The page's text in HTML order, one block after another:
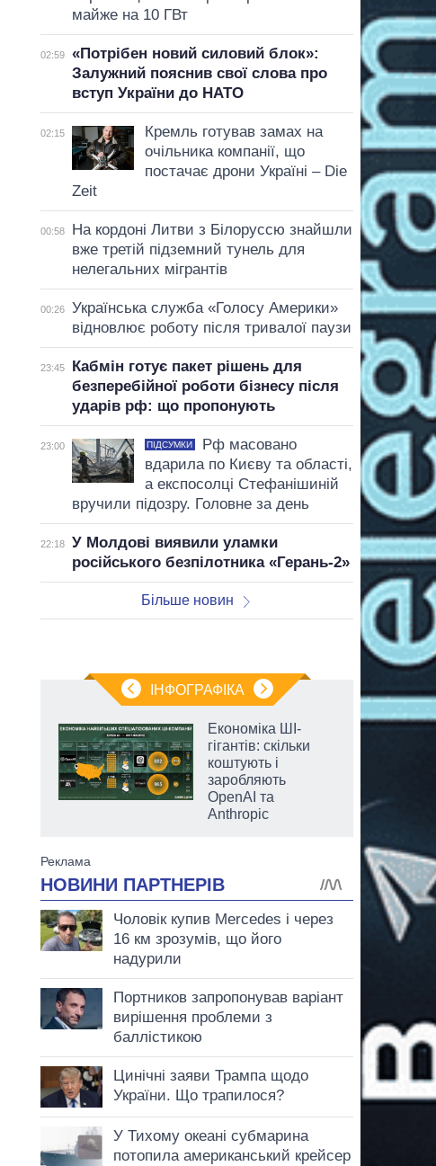
майже на 10 ГВт
02:59
«Потрібен новий силовий блок»:
Залужний пояснив свої слова про
вступ України до НАТО
02:15
Кремль готував замах на
очільника компанії, що
постачає дрони Україні – Die
Zeit
00:58
На кордоні Литви з Білоруссю знайшли
вже третій підземний тунель для
нелегальних мігрантів
00:26
Українська служба «Голосу Америки»
відновлює роботу після тривалої паузи
23:45
Кабмін готує пакет рішень для
безперебійної роботи бізнесу після
ударів рф: що пропонують
23:00 ПІДСУМКИ
Рф масовано
вдарила по Києву та області,
а експосолці Стефанішиній
вручили підозру. Головне за день
22:18
У Молдові виявили уламки
російського безпілотника «Герань-2»
Більше новин
ІНФОГРАФІКА
Економіка ШІ-
гігантів: скільки
коштують і
заробляють
OpenAI та
Anthropic